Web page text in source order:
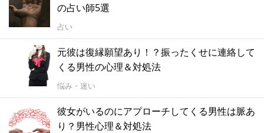
の占い師5選
占い
元彼は復縁願望あり！？振ったくせに連絡して
くる男性の心理＆対処法
悩み・迷い
彼女がいるのにアプローチしてくる男性は脈あ
り？男性心理＆対処法